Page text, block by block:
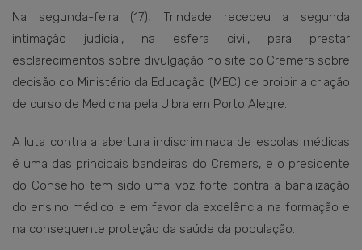
Na segunda-feira (17), Trindade recebeu a segunda
intimação judicial, na esfera civil, para prestar
esclarecimentos sobre divulgação no site do Cremers sobre
decisão do Ministério da Educação (MEC) de proibir a criação
de curso de Medicina pela Ulbra em Porto Alegre.
A luta contra a abertura indiscriminada de escolas médicas
é uma das principais bandeiras do Cremers, e o presidente
do Conselho tem sido uma voz forte contra a banalização
do ensino médico e em favor da excelência na formação e
na consequente proteção da saúde da população.